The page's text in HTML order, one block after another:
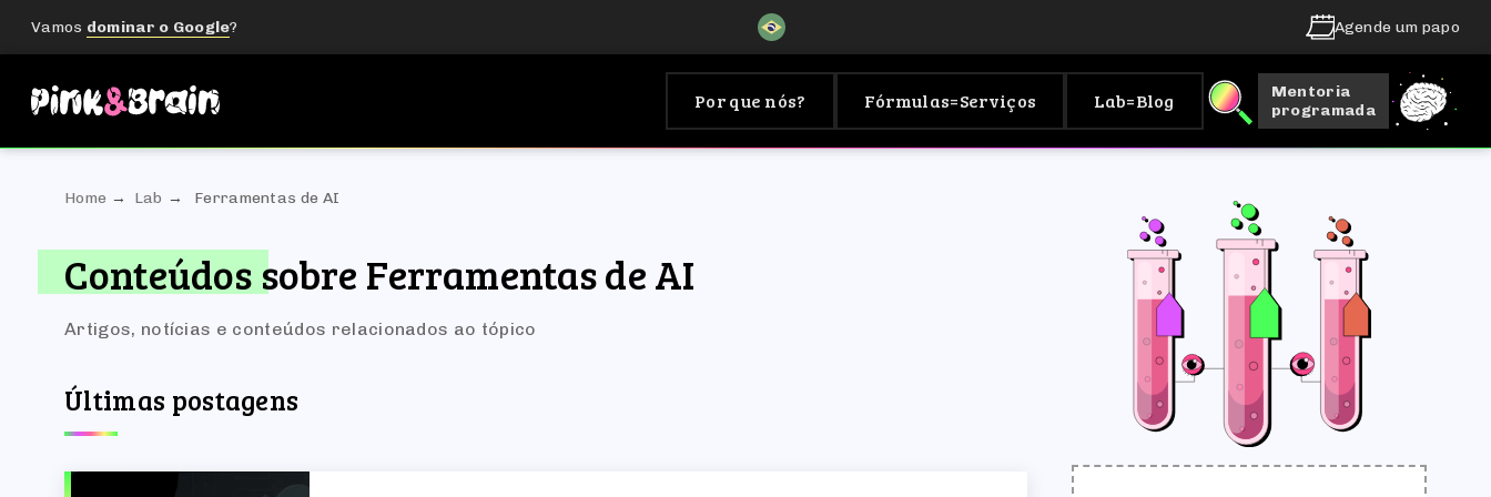
Vamos dominar o Google? Agende um papo
Por que nós? Fórmulas=Serviços Lab=Blog
Mentoria
programada
Home Lab Ferramentas de AI
Conteúdos sobre Ferramentas de AI
Artigos, notícias e conteúdos relacionados ao tópico
Últimas postagens